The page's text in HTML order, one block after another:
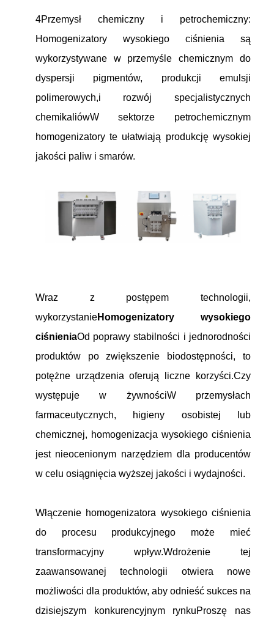
4Przemysł chemiczny i petrochemiczny:
Homogenizatory wysokiego ciśnienia są
wykorzystywane w przemyśle chemicznym do
dyspersji pigmentów, produkcji emulsji
polimerowych,i rozwój specjalistycznych
chemikaliówW sektorze petrochemicznym
homogenizatory te ułatwiają produkcję wysokiej
jakości paliw i smarów.
Wraz z postępem technologii,
wykorzystanieHomogenizatory wysokiego
ciśnieniaOd poprawy stabilności i jednorodności
produktów po zwiększenie biodostępności, to
potężne urządzenia oferują liczne korzyści.Czy
występuje w żywnościW przemysłach
farmaceutycznych, higieny osobistej lub
chemicznej, homogenizacja wysokiego ciśnienia
jest nieocenionym narzędziem dla producentów
w celu osiągnięcia wyższej jakości i wydajności.
Włączenie homogenizatora wysokiego ciśnienia
do procesu produkcyjnego może mieć
transformacyjny wpływ.Wdrożenie tej
zaawansowanej technologii otwiera nowe
możliwości dla produktów, aby odnieść sukces na
dzisiejszym konkurencyjnym rynkuProszę nas